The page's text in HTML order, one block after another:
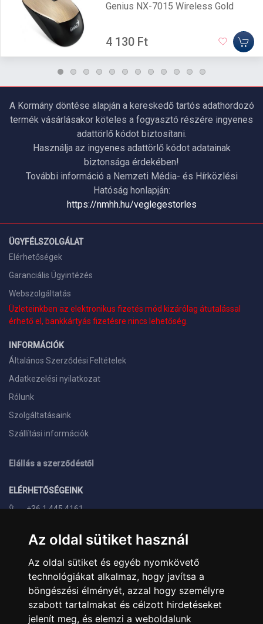
Az oldal sütiket használ
Az oldal sütiket és egyéb nyomkövető
technológiákat alkalmaz, hogy javítsa a
böngészési élményét, azzal hogy személyre
szabott tartalmakat és célzott hirdetéseket
jelenít meg, és elemzi a weboldalunk
Genius NX-7015 Wireless Gold
4 130 Ft
A Kormány döntése alapján a kereskedő tartós adathordozó
termék vásárlásakor köteles a fogyasztó részére ingyenes
adattörlő kódot biztosítani.
Használja az ingyenes adattörlő kódot adatainak
biztonsága érdekében!
További információ a Nemzeti Média- és Hírközlési
Hatóság honlapján:
https://nmhh.hu/veglegestorles
ÜGYFÉLSZOLGÁLAT
Elérhetőségek
Garanciális Ügyintézés
Webszolgáltatás
Üzleteinkben az elektronikus fizetés mód kizárólag átutalással
érhető el, bankkártyás fizetésre nincs lehetőség.
INFORMÁCIÓK
Általános Szerződési Feltételek
Adatkezelési nyilatkozat
Rólunk
Szolgáltatásaink
Szállítási információk
Elállás a szerződéstől
ELÉRHETŐSÉGEINK
+36 1 445 4161
info@landcomputer.hu
1148 Budapest, Nagy Lajos király útja 24.
Nyitvatartás és kapcsolat
PARTNEREINK